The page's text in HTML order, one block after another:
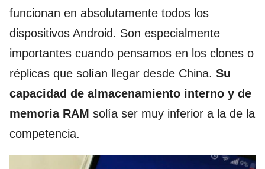
funcionan en absolutamente todos los
dispositivos Android. Son especialmente
importantes cuando pensamos en los clones o
réplicas que solían llegar desde China. Su
capacidad de almacenamiento interno y de
memoria RAM solía ser muy inferior a la de la
competencia.